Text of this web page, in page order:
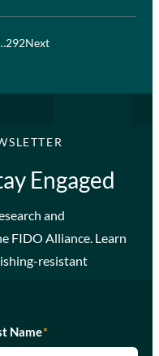
292Next
Engaged
and
FIDO Alliance. Learn
resistant
Name*